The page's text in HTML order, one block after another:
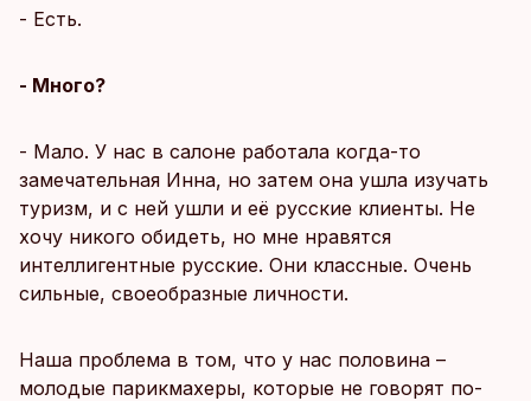
- Есть.
- Много?
- Мало. У нас в салоне работала когда-то
замечательная Инна, но затем она ушла изучать
туризм, и с ней ушли и её русские клиенты. Не
хочу никого обидеть, но мне нравятся
интеллигентные русские. Они классные. Очень
сильные, своеобразные личности.
Наша проблема в том, что у нас половина –
молодые парикмахеры, которые не говорят по-